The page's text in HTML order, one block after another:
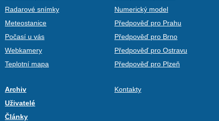
Radarové snímky
Meteostanice
Počasí u vás
Webkamery
Teplotní mapa
Numerický model
Předpověď pro Prahu
Předpověď pro Brno
Předpověď pro Ostravu
Předpověď pro Plzeň
Archiv
Uživatelé
Články
Kontakty